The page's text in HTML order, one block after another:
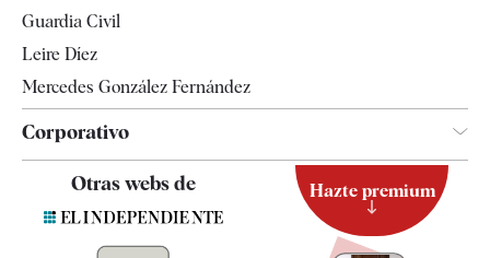
Guardia Civil
Leire Díez
Mercedes González Fernández
Corporativo
Otras webs de Hazte premium